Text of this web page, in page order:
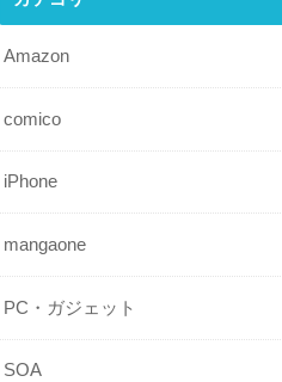
Amazon
comico
iPhone
mangaone
PC・ガジェット
SOA